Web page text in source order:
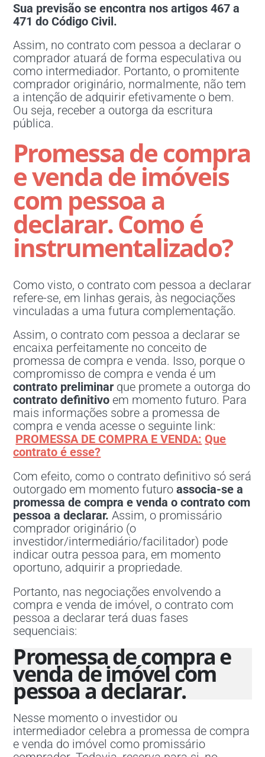
Sua previsão se encontra nos artigos 467 a
471 do Código Civil.
Assim, no contrato com pessoa a declarar o
comprador atuará de forma especulativa ou
como intermediador. Portanto, o promitente
comprador originário, normalmente, não tem
a intenção de adquirir efetivamente o bem.
Ou seja, receber a outorga da escritura
pública.
Promessa de compra
e venda de imóveis
com pessoa a
declarar.Como é
instrumentalizado?
Como visto, o contrato com pessoa a declarar
refere-se, em linhas gerais, às negociações
vinculadas a uma futura complementação.
Assim, o contrato com pessoa a declarar se
encaixa perfeitamente no conceito de
promessa de compra e venda. Isso, porque o
compromisso de compra e venda é um
contrato preliminar que promete a outorga do
contrato definitivo em momento futuro. Para
mais informações sobre a promessa de
compra e venda acesse o seguinte link:
PROMESSA DE COMPRA E VENDA: Que
contrato é esse?
Com efeito, como o contrato definitivo só será
outorgado em momento futuroassocia-se a
promessa de compra e venda o contrato com
pessoa a declarar. Assim, o promissário
comprador originário (o
investidor/intermediário/facilitador) pode
indicar outra pessoa para, em momento
oportuno, adquirir a propriedade.
Portanto, nas negociações envolvendo a
compra e venda de imóvel, o contrato com
pessoa a declarar terá duas fases
sequenciais:
Promessa de compra e
venda de imóvel com
pessoa a declarar.
Nesse momento o investidor ou
intermediador celebra a promessa de compra
e venda do imóvel como promissário